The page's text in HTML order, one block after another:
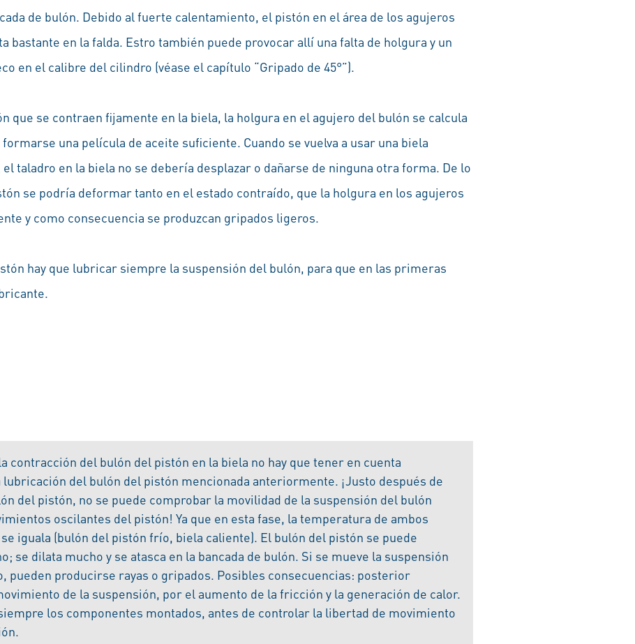
de bulón. Debido al fuerte calentamiento, el pistón en el área de los agujeros
bastante en la falda. Estro también puede provocar allí una falta de holgura y un
en el calibre del cilindro (véase el capítulo “Gripado de 45°”).
que se contraen fijamente en la biela, la holgura en el agujero del bulón se calcula
una película de aceite suficiente. Cuando se vuelva a usar una biela
taladro en la biela no se debería desplazar o dañarse de ninguna otra forma. De lo
se podría deformar tanto en el estado contraído, que la holgura en los agujeros
y como consecuencia se produzcan gripados ligeros.
hay que lubricar siempre la suspensión del bulón, para que en las primeras
contracción del bulón del pistón en la biela no hay que tener en cuenta
del bulón del pistón mencionada anteriormente. ¡Justo después de
del pistón, no se puede comprobar la movilidad de la suspensión del bulón
oscilantes del pistón! Ya que en esta fase, la temperatura de ambos
iguala (bulón del pistón frío, biela caliente). El bulón del pistón se puede
se dilata mucho y se atasca en la bancada de bulón. Si se mueve la suspensión
pueden producirse rayas o gripados. Posibles consecuencias: posterior
de la suspensión, por el aumento de la fricción y la generación de calor.
los componentes montados, antes de controlar la libertad de movimiento